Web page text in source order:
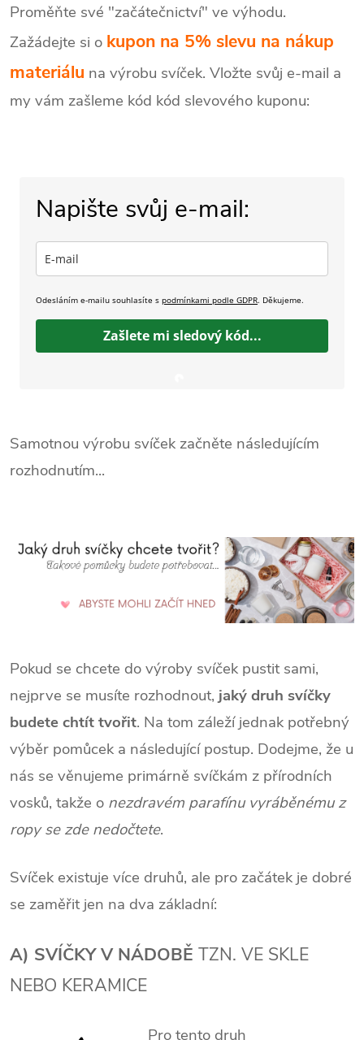
Proměňte své "začátečnictví" ve výhodu.
Zažádejte si o kupon na 5% slevu na nákup
materiálu na výrobu svíček. Vložte svůj e-mail a
my vám zašleme kód kód slevového kuponu:
Napište svůj e-mail:
Odesláním e-mailu souhlasíte s podmínkami podle GDPR. Děkujeme.
Zašlete mi sledový kód...
Samotnou výrobu svíček začněte následujícím
rozhodnutím...
Pokud se chcete do výroby svíček pustit sami,
nejprve se musíte rozhodnout, jaký druh svíčky
budete chtít tvořit. Na tom záleží jednak potřebný
výběr pomůcek a následující postup. Dodejme, že u
nás se věnujeme primárně svíčkám z přírodních
vosků, takže o nezdravém parafínu vyráběnému z
ropy se zde nedočtete.
Svíček existuje více druhů, ale pro začátek je dobré
se zaměřit jen na dva základní:
A) SVÍČKY V NÁDOBĚ TZN. VE SKLE
NEBO KERAMICE
Pro tento druh